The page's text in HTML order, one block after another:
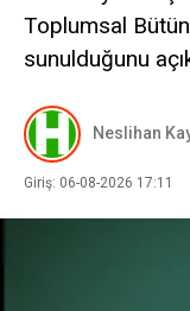
Toplumsal
sunulduğunu
Neslihan
Giriş: 06-08-2026 17:11